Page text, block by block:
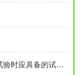
试验试件做高低温交变湿热试验箱的试验时应具备的试验条件